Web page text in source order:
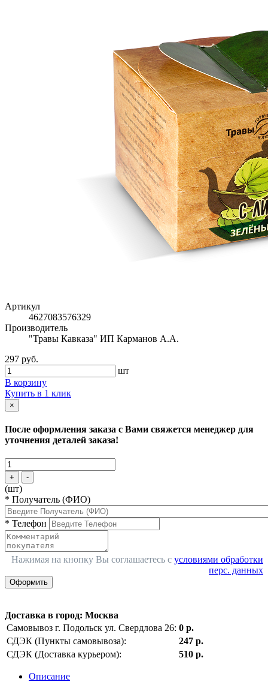
Артикул
4627083576329
Производитель
"Травы Кавказа" ИП Карманов А.А.
297 руб.
шт
В корзину
Купить в 1 клик
×
После оформления заказа с Вами свяжется менеджер для
уточнения деталей заказа!
+ -
(шт)
* Получатель (ФИО)
* Телефон
Нажимая на кнопку Вы соглашаетесь с условиями обработки
перс. данных
Оформить
Доставка в город: Москва
Самовывоз г. Подольск ул. Свердлова 26: 0 р.
СДЭК (Пункты самовывоза):
247 р.
СДЭК (Доставка курьером):
510 р.
Описание